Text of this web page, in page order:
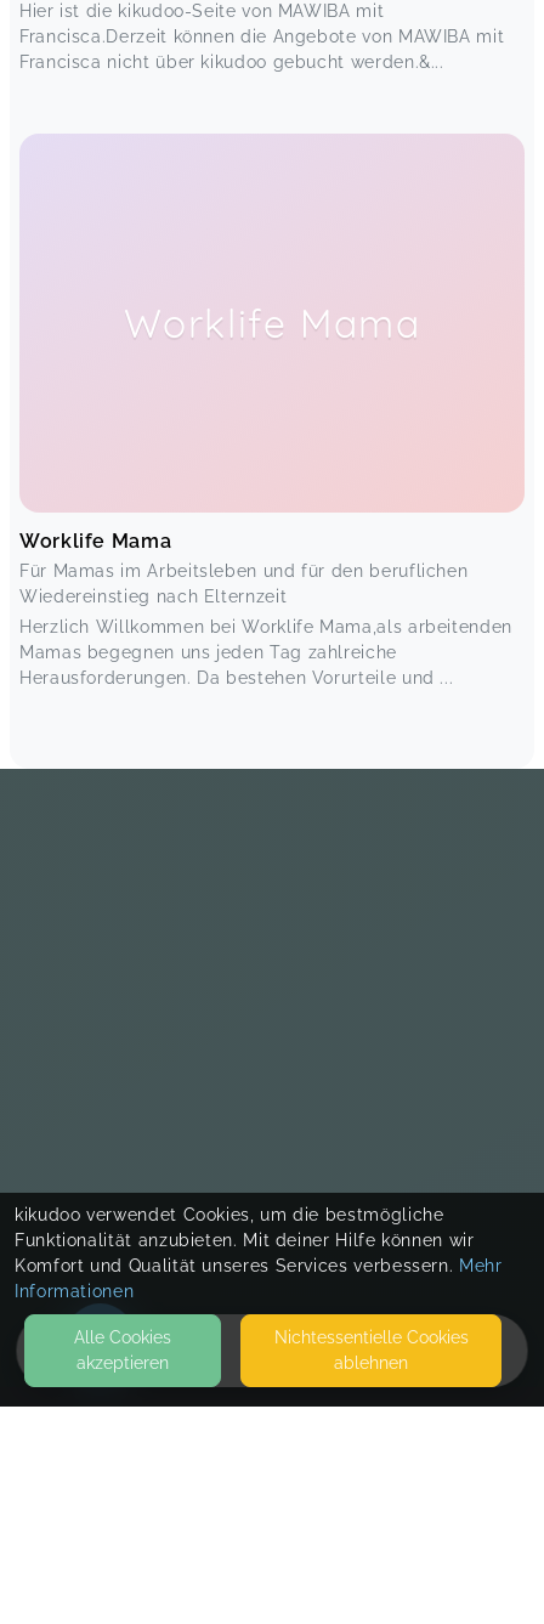
HOME
Hier ist die kikudoo-Seite von MAWIBA mit
Francisca.Derzeit können die Angebote von MAWIBA mit
Francisca nicht über kikudoo gebucht werden.&...
Worklife Mama
Worklife Mama
Für Mamas im Arbeitsleben und für den beruflichen
Wiedereinstieg nach Elternzeit
Herzlich Willkommen bei Worklife Mama,als arbeitenden
Mamas begegnen uns jeden Tag zahlreiche
Herausforderungen. Da bestehen Vorurteile und ...
kikudoo verwendet Cookies, um die bestmögliche
Funktionalität anzubieten. Mit deiner Hilfe können wir
Komfort und Qualität unseres Services verbessern. Mehr
Informationen
Alle Cookies
akzeptieren
Nicht­essentielle Cookies
ablehnen